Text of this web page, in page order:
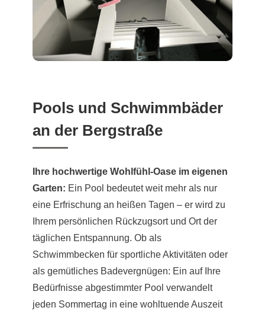
Pools und Schwimmbäder
an der Bergstraße
Ihre hochwertige Wohlfühl-Oase im eigenen
Garten: Ein Pool bedeutet weit mehr als nur
eine Erfrischung an heißen Tagen – er wird zu
Ihrem persönlichen Rückzugsort und Ort der
täglichen Entspannung. Ob als
Schwimmbecken für sportliche Aktivitäten oder
als gemütliches Badevergnügen: Ein auf Ihre
Bedürfnisse abgestimmter Pool verwandelt
jeden Sommertag in eine wohltuende Auszeit